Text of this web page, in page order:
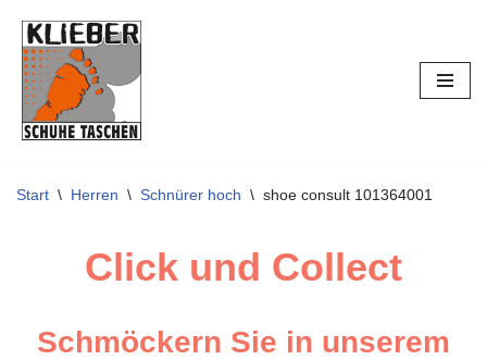
Zum
Inhalt
springen
Start \ Herren \ Schnürer hoch \ shoe consult 101364001
Click und Collect
Schmöckern Sie in unserem